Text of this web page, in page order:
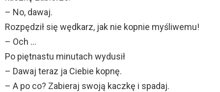
– No, dawaj.
Rozpędził się wędkarz, jak nie kopnie myśliwemu!
– Och …
Po piętnastu minutach wydusił
– Dawaj teraz ja Ciebie kopnę.
– A po co? Zabieraj swoją kaczkę i spadaj.